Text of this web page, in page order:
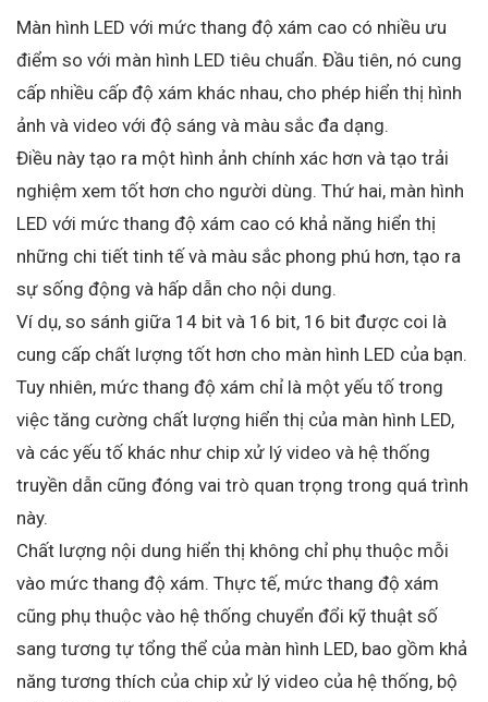
Màn hình LED với mức thang độ xám cao có nhiều ưu
điểm so với màn hình LED tiêu chuẩn. Đầu tiên, nó cung
cấp nhiều cấp độ xám khác nhau, cho phép hiển thị hình
ảnh và video với độ sáng và màu sắc đa dạng.
Điều này tạo ra một hình ảnh chính xác hơn và tạo trải
nghiệm xem tốt hơn cho người dùng. Thứ hai, màn hình
LED với mức thang độ xám cao có khả năng hiển thị
những chi tiết tinh tế và màu sắc phong phú hơn, tạo ra
sự sống động và hấp dẫn cho nội dung.
Ví dụ, so sánh giữa 14 bit và 16 bit, 16 bit được coi là
cung cấp chất lượng tốt hơn cho màn hình LED của bạn.
Tuy nhiên, mức thang độ xám chỉ là một yếu tố trong
việc tăng cường chất lượng hiển thị của màn hình LED,
và các yếu tố khác như chip xử lý video và hệ thống
truyền dẫn cũng đóng vai trò quan trọng trong quá trình
này.
Chất lượng nội dung hiển thị không chỉ phụ thuộc mỗi
vào mức thang độ xám. Thực tế, mức thang độ xám
cũng phụ thuộc vào hệ thống chuyển đổi kỹ thuật số
sang tương tự tổng thể của màn hình LED, bao gồm khả
năng tương thích của chip xử lý video của hệ thống, bộ